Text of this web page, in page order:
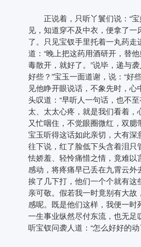
正说着，只听丫鬟们说：“宝
见，知道穿不及中衣，便拿了一
了。只见宝钗手里托着一丸药走
道：“晚上把这药用酒研开，替
毒散开，就好了。”说毕，递与
好些？”宝玉一面道谢，说：“好
见他睁开眼说话，不象先时，心
头叹道：“早听人一句话，也不
太、太太心疼，就是我们看着，
又忙咽住，不觉眼圈微红，双腮
宝玉听得这话如此亲切，大有深
往下说，红了脸低下头含着泪只
怯娇羞、轻怜痛惜之情，竟难以
感动，将疼痛早已丢在九霄云外
挨了几下打，他们一个个就有这
亲可敬。假若我一时竟别有大故
感呢。既是他们这样，我便一时
一生事业纵然尽付东流，也无足
听宝钗问袭人道：“怎么好好的